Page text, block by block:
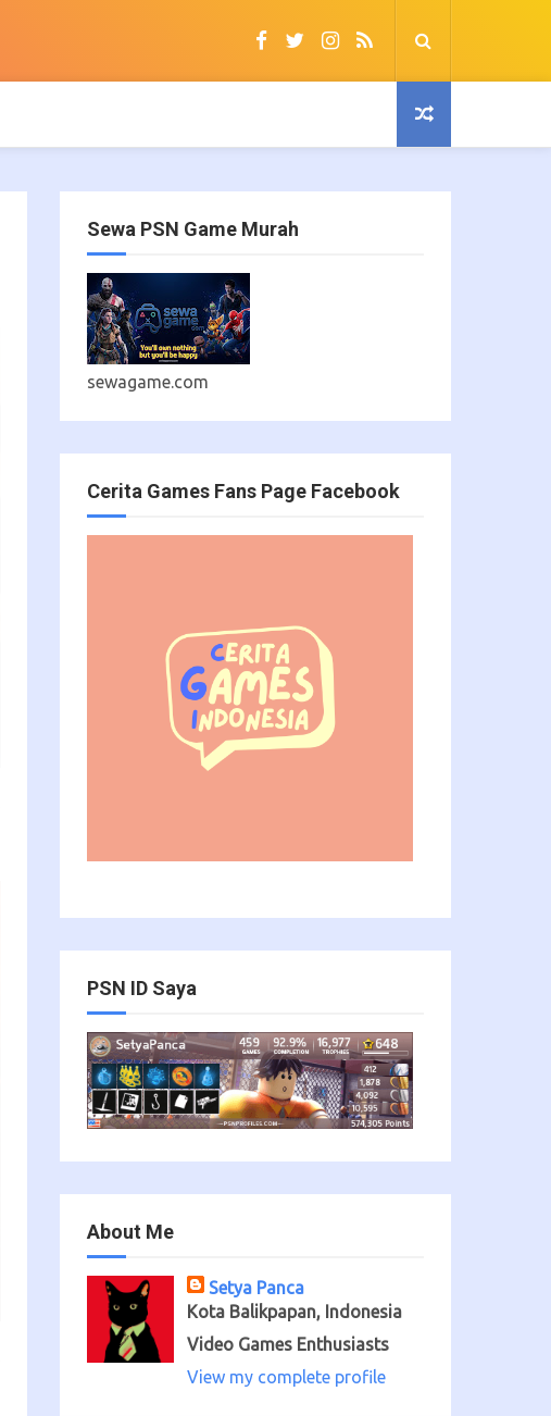
Sewa PSN Game Murah
sewagame.com
Cerita Games Fans Page Facebook
PSN ID Saya
About Me
Setya Panca
Kota Balikpapan, Indonesia
Video Games Enthusiasts
View my complete profile